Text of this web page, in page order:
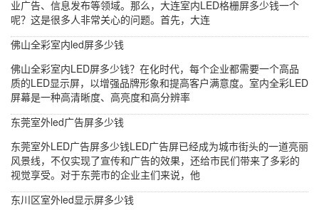
业广告、信息发布等领域。那么，大连室内LED格栅屏多少钱一个
呢？这是很多人非常关心的问题。首先，大连
佛山全彩室内led屏多少钱
佛山全彩室内LED屏多少钱？在化时代，每个企业都需要一个高品
质的LED显示屏，以增强品牌形象和提高客户满意度。室内全彩LED
屏幕是一种高清晰度、高亮度和高分辨率
东莞室外led广告屏多少钱
东莞室外LED广告屏多少钱LED广告屏已经成为城市街头的一道亮丽
风景线，不仅实现了宣传和广告的效果，还给市民们带来了多彩的
视觉享受。对于东莞市的企业主们来说，他
东川区室外led显示屏多少钱